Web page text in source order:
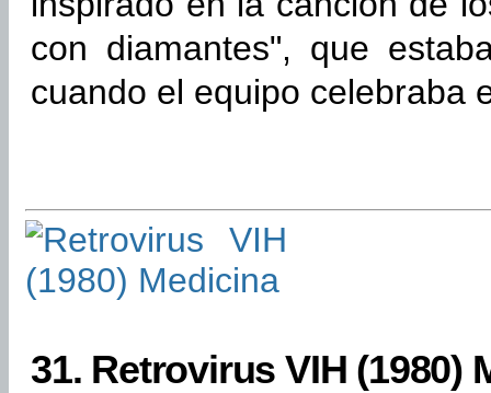
con diamantes", que
cuando el equipo celebraba
31. Retrovirus VIH (1980)